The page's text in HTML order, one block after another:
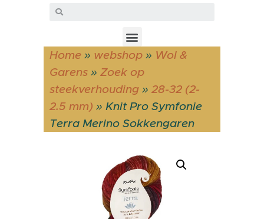
Home » webshop » Wol &
Garens » Zoek op
steekverhouding » 28-32 (2-
2.5 mm) » Knit Pro Symfonie
Terra Merino Sokkengaren